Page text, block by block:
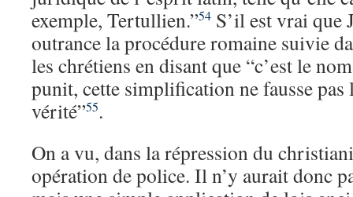
exemple, Tertullien.”54 S’il est vrai que
outrance la procédure romaine suivie
les chrétiens en disant que “c’est le
punit, cette simplification ne fausse pas
vérité”55.
On a vu, dans la répression du
opération de police. Il n’y aurait donc